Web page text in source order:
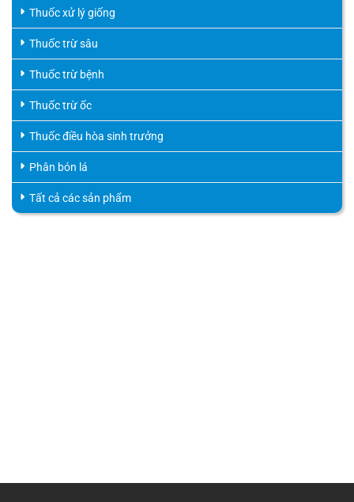
Thuốc xử lý giống
Thuốc trừ sâu
Thuốc trừ bệnh
Thuốc trừ ốc
Thuốc điều hòa sinh trưởng
Phân bón lá
Tất cả các sản phẩm